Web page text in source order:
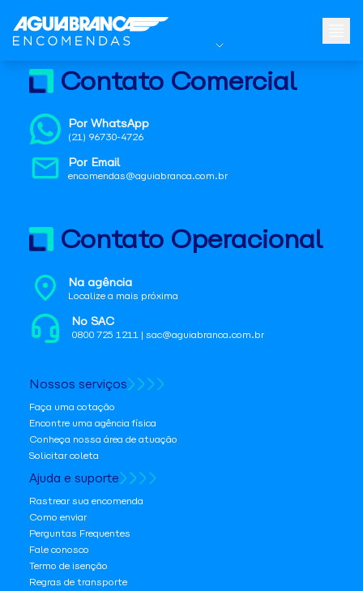
Contato Comercial
Por WhatsApp
(21) 96730-4726
Por Email
encomendas@aguiabranca.com.br
Contato Operacional
Na agência
Localize a mais próxima
No SAC
0800 725 1211 | sac@aguiabranca.com.br
Nossos serviços
Faça uma cotação
Encontre uma agência física
Conheça nossa área de atuação
Solicitar coleta
Ajuda e suporte
Rastrear sua encomenda
Como enviar
Perguntas Frequentes
Fale conosco
Termo de isenção
Regras de transporte